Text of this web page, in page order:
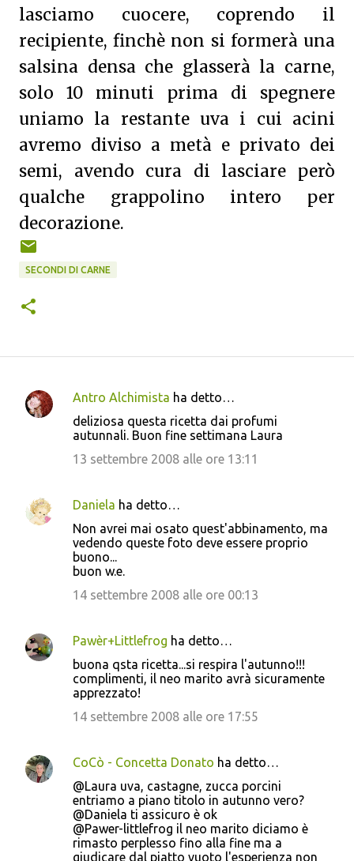
lasciamo cuocere, coprendo il
recipiente, finchè non si formerà una
salsina densa che glasserà la carne,
solo 10 minuti prima di spegnere
uniamo la restante uva i cui acini
avremo diviso a metà e privato dei
semi, avendo cura di lasciare però
qualche grappolino intero per
decorazione.
SECONDI DI CARNE
C
n
Antro Alchimista ha detto…
deliziosa questa ricetta dai profumi
autunnali. Buon fine settimana Laura
13 settembre 2008 alle ore 13:11
Daniela ha detto…
Non avrei mai osato quest'abbinamento, ma
vedendo queste foto deve essere proprio
buono...
buon w.e.
14 settembre 2008 alle ore 00:13
Pawèr+Littlefrog ha detto…
buona qsta ricetta...si respira l'autunno!!!
complimenti, il neo marito avrà sicuramente
apprezzato!
14 settembre 2008 alle ore 17:55
CoCò - Concetta Donato ha detto…
@Laura uva, castagne, zucca porcini
entriamo a piano titolo in autunno vero?
@Daniela ti assicuro è ok
@Pawer-littlefrog il neo marito diciamo è
rimasto perplesso fino alla fine ma a
giudicare dal piatto vuoto l'esperienza non